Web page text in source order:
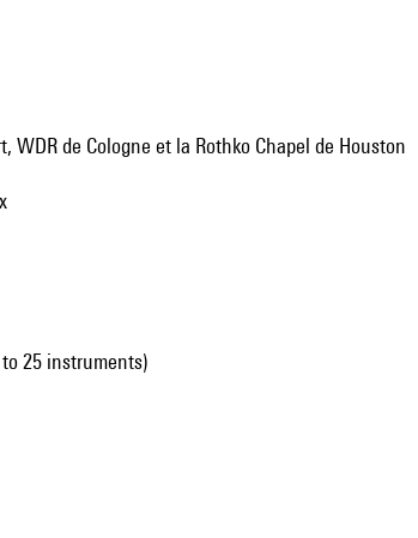
WDR de Cologne et la Rothko Chapel de Houston
25 instruments)